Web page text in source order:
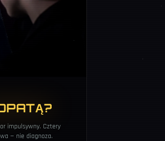
impulsywny. Cztery
— nie diagnoza.